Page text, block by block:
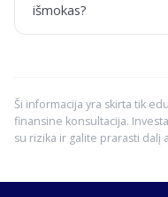
išmokas?
Ši informacija yra skirta tik
finansine konsultacija.
su rizika ir galite prarasti dalį